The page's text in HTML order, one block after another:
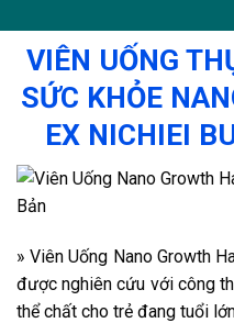
VIÊN UỐNG
SỨC KHỎE
EX NICHIEI
» Viên Uống Nano Growth
được nghiên cứu với công
thể chất cho trẻ đang tuổi